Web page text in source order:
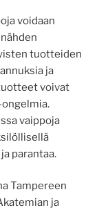
voidaan
tuotteiden
ja
voivat
vaippoja
parantaa.
Tampereen
ja